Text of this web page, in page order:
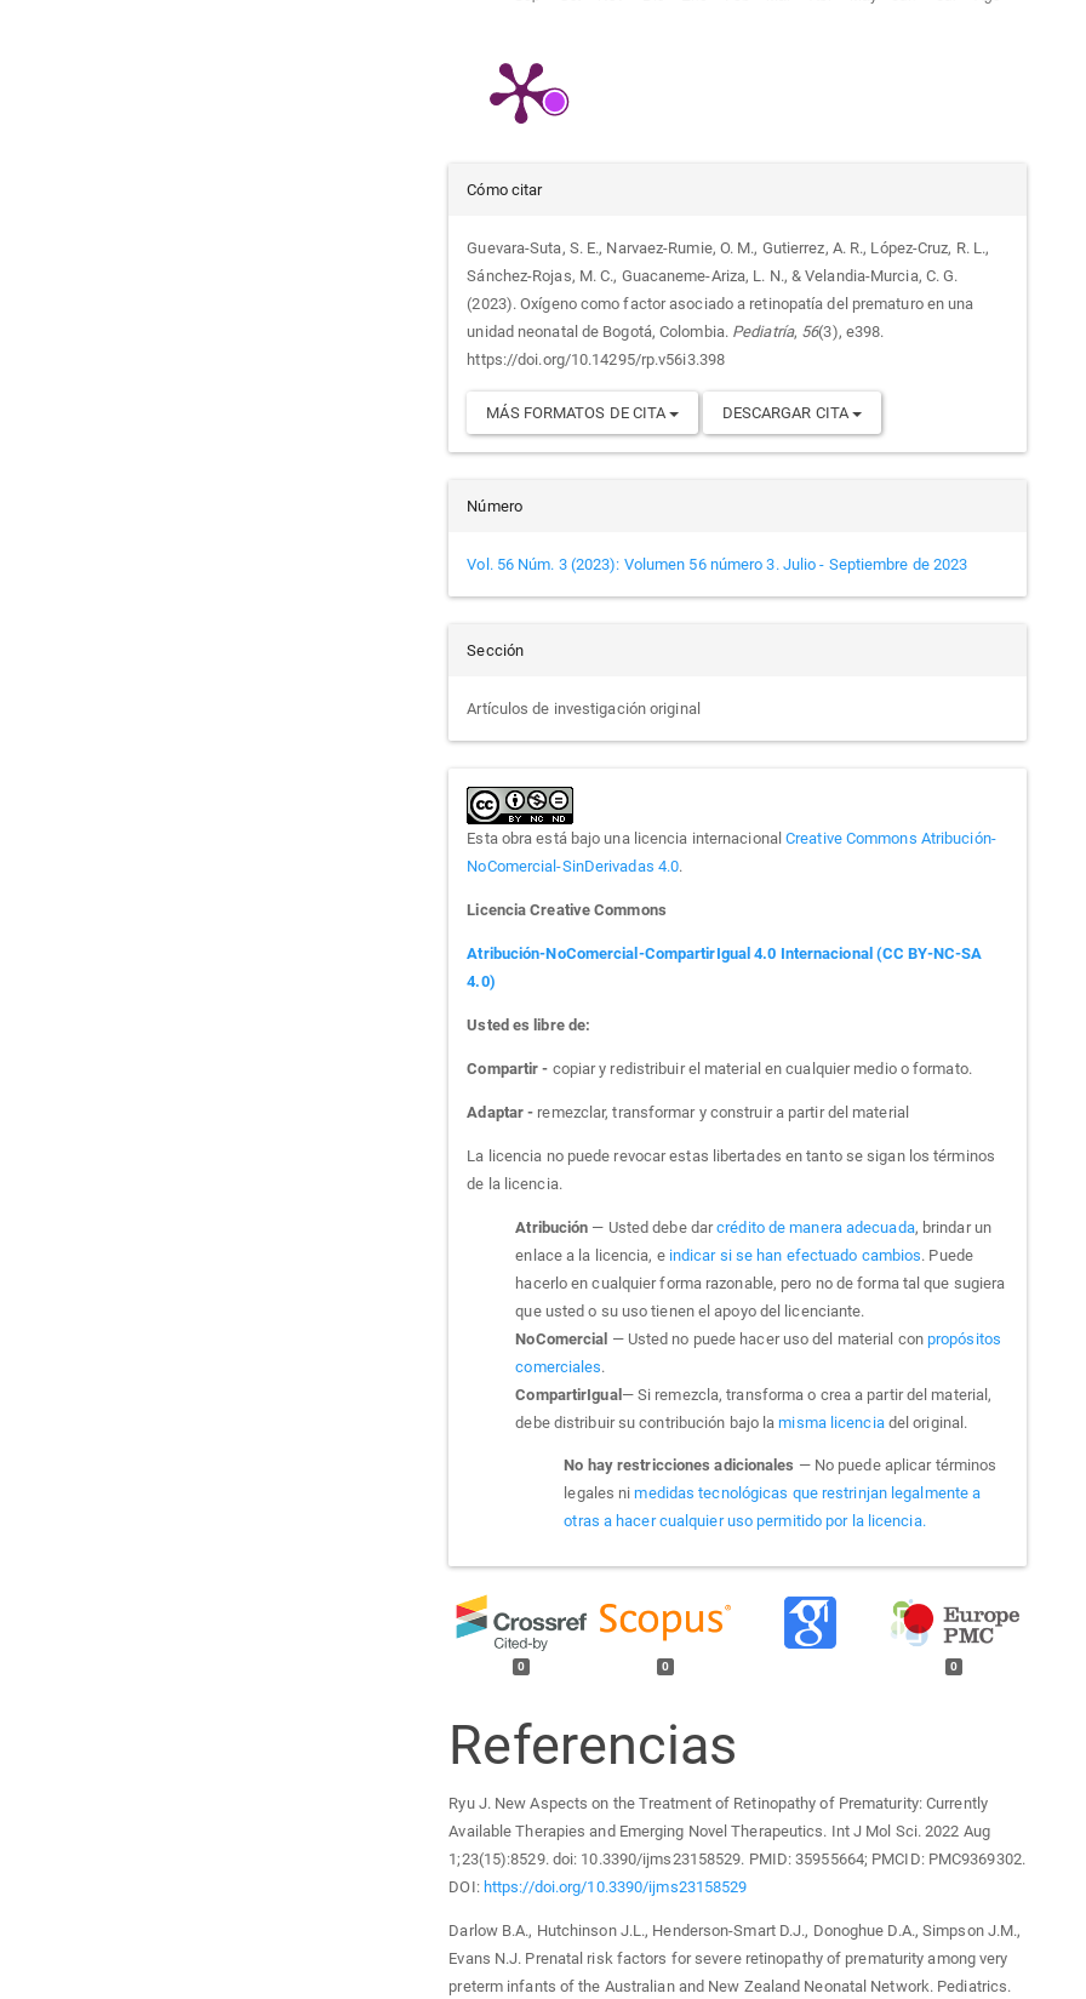
Detalles
del
artículo
Cómo citar
Guevara-Suta, S. E., Narvaez-Rumie, O. M., Gutierrez, A. R., López-Cruz, R. L.,
Sánchez-Rojas, M. C., Guacaneme-Ariza, L. N., & Velandia-Murcia, C. G.
(2023). Oxígeno como factor asociado a retinopatía del prematuro en una
unidad neonatal de Bogotá, Colombia. Pediatría, 56(3), e398.
https://doi.org/10.14295/rp.v56i3.398
MÁS FORMATOS DE CITA DESCARGAR CITA
Número
Vol. 56 Núm. 3 (2023): Volumen 56 número 3. Julio - Septiembre de 2023
Sección
Artículos de investigación original
Esta obra está bajo una licencia internacionalCreative Commons Atribución-
NoComercial-SinDerivadas 4.0.
Licencia Creative Commons
Atribución-NoComercial-CompartirIgual 4.0 Internacional (CC BY-NC-SA
4.0)
Usted es libre de:
Compartir - copiar y redistribuir el material en cualquier medio o formato.
Adaptar - remezclar, transformar y construir a partir del material
La licencia no puede revocar estas libertades en tanto se sigan los términos
de la licencia.
Atribución — Usted debe darcrédito de manera adecuada, brindar un
enlace a la licencia, e indicar si se han efectuado cambios. Puede
hacerlo en cualquier forma razonable, pero no de forma tal que sugiera
que usted o su uso tienen el apoyo del licenciante.
NoComercial — Usted no puede hacer uso del material con propósitos
comerciales.
CompartirIgual — Si remezcla, transforma o crea a partir del material,
debe distribuir su contribución bajo lamisma licenciadel original.
No hay restricciones adicionales — No puede aplicar términos
legales nimedidas tecnológicas que restrinjan legalmente a
otras a hacer cualquier uso permitido por la licencia.
0 0 0
Referencias
Ryu J. New Aspects on the Treatment of Retinopathy of Prematurity: Currently
Available Therapies and Emerging Novel Therapeutics. Int J Mol Sci. 2022 Aug
1;23(15):8529. doi: 10.3390/ijms23158529. PMID: 35955664; PMCID: PMC9369302.
DOI: https://doi.org/10.3390/ijms23158529
Darlow B.A., Hutchinson J.L., Henderson-Smart D.J., Donoghue D.A., Simpson J.M.,
Evans N.J. Prenatal risk factors for severe retinopathy of prematurity among very
preterm infants of the Australian and New Zealand Neonatal Network. Pediatrics.